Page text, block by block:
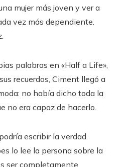
mujer más joven y ver a
vez más dependiente.
palabras en «Half a Life»,
recuerdos, Ciment llegó a
no había dicho toda la
no era capaz de hacerlo.
escribir la verdad.
lo lee la persona sobre la
ser completamente